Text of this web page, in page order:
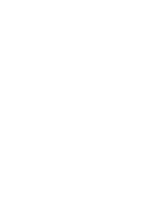
天赋并成为你所向